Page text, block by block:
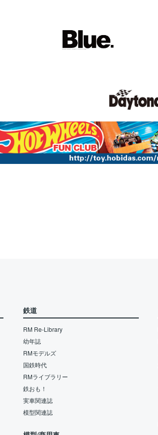
鉄道
RM Re-Library
幼年誌
RMモデルズ
国鉄時代
RMライブラリー
鉄おも！
実車関連誌
模型関連誌